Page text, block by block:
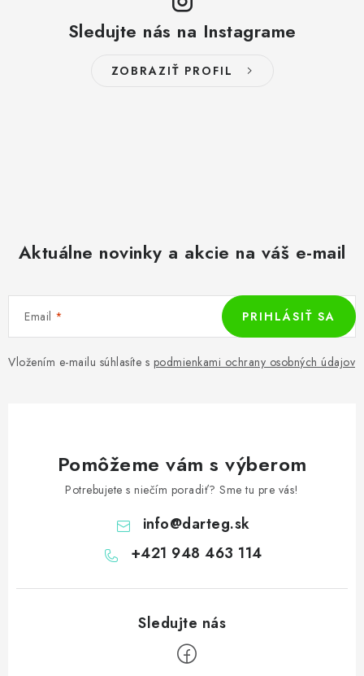
Sledujte nás na Instagrame
ZOBRAZIŤ PROFIL
Aktuálne novinky a akcie na váš e-mail
Email
Vložením e-mailu súhlasíte s podmienkami ochrany osobných údajov
PRIHLÁSIŤ SA
Pomôžeme vám s výberom
Potrebujete s niečím poradiť? Sme tu pre vás!
info@darteg.sk
+421 948 463 114